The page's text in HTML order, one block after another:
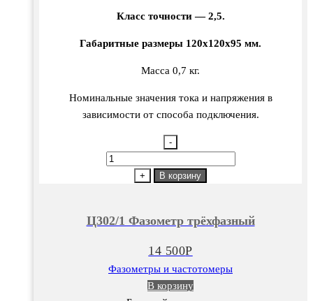
Класс точности — 2,5.
Габаритные размеры 120х120х95 мм.
Масса 0,7 кг.
Номинальные значения тока и напряжения в
зависимости от способа подключения.
-
Количество
трёхфазный
+ В корзину
Ц302/1 Фазометр трёхфазный
14 500Р
Фазометры и частотомеры
В корзину